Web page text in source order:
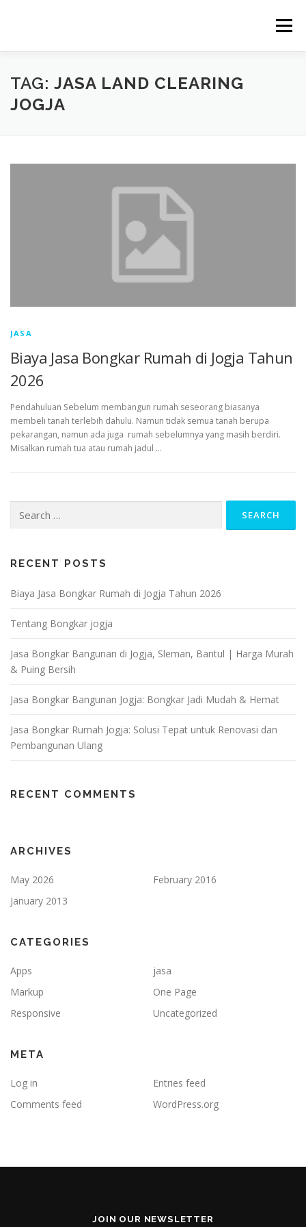
Menu
TAG: JASA LAND CLEARING
JOGJA
JASA
Biaya Jasa Bongkar Rumah di Jogja Tahun
2026
Pendahuluan Sebelum membangun rumah seseorang biasanya
membeli tanah terlebih dahulu. Namun tidak semua tanah berupa
pekarangan, namun ada juga rumah sebelumnya yang masih berdiri.
Misalkan rumah tua atau rumah jadul …
for:
RECENT POSTS
Biaya Jasa Bongkar Rumah di Jogja Tahun 2026
Tentang Bongkar jogja
Jasa Bongkar Bangunan di Jogja, Sleman, Bantul | Harga Murah
& Puing Bersih
Jasa Bongkar Bangunan Jogja: Bongkar Jadi Mudah & Hemat
Jasa Bongkar Rumah Jogja: Solusi Tepat untuk Renovasi dan
Pembangunan Ulang
RECENT COMMENTS
ARCHIVES
May 2026
February 2016
January 2013
CATEGORIES
Apps
jasa
Markup
One Page
Responsive
Uncategorized
META
Log in
Entries feed
Comments feed
WordPress.org
JOIN OUR NEWSLETTER